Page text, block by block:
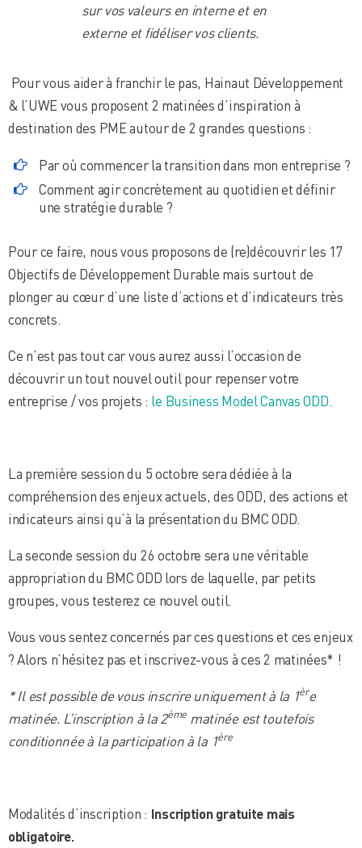
sur vos valeurs en interne et en
externe et fidéliser vos clients.
Pour vous aider à franchir le pas, Hainaut Développement
& l’UWE vous proposent 2 matinées d’inspiration à
destination des PME autour de 2 grandes questions :
Par où commencer la transition dans mon entreprise ?
Comment agir concrètement au quotidien et définir
une stratégie durable ?
Pour ce faire, nous vous proposons de (re)découvrir les 17
Objectifs de Développement Durable mais surtout de
plonger au cœur d’une liste d’actions et d’indicateurs très
concrets.
Ce n’est pas tout car vous aurez aussi l’occasion de
découvrir un tout nouvel outil pour repenser votre
entreprise / vos projets : le Business Model Canvas ODD.
La première session du 5 octobre sera dédiée à la
compréhension des enjeux actuels, des ODD, des actions et
indicateurs ainsi qu’à la présentation du BMC ODD.
La seconde session du 26 octobre sera une véritable
appropriation du BMC ODD lors de laquelle, par petits
groupes, vous testerez ce nouvel outil.
Vous vous sentez concernés par ces questions et ces enjeux
? Alors n’hésitez pas et inscrivez-vous à ces 2 matinées* !
* Il est possible de vous inscrire uniquement à la 1ère
matinée. L’inscription à la 2ème matinée est toutefois
conditionnée à la participation à la 1ère
Modalités d’inscription : Inscription gratuite mais
obligatoire.